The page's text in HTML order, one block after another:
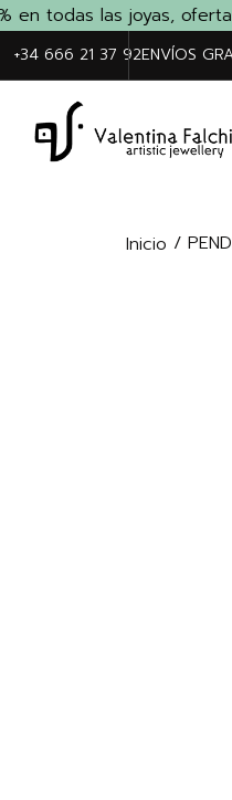
todas las joyas,
+34 666 21 37 92ENVÍOS
Inicio /